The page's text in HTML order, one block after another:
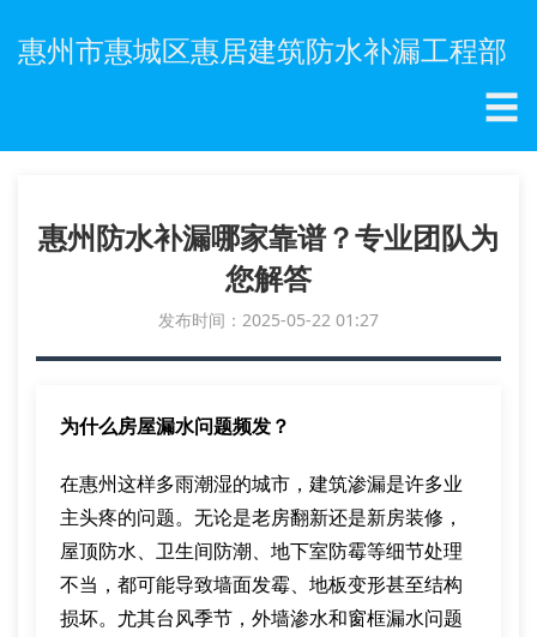
惠州市惠城区惠居建筑防水补漏工程部
☰
惠州防水补漏哪家靠谱？专业团队为
您解答
发布时间：2025-05-22 01:27
为什么房屋漏水问题频发？
在惠州这样多雨潮湿的城市，建筑渗漏是许多业
主头疼的问题。无论是老房翻新还是新房装修，
屋顶防水、卫生间防潮、地下室防霉等细节处理
不当，都可能导致墙面发霉、地板变形甚至结构
损坏。尤其台风季节，外墙渗水和窗框漏水问题